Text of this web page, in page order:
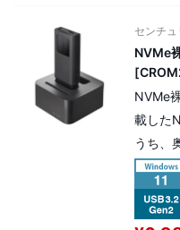
センチュ
NVMe
NVMe
載した
うち、
（保
保管用
てお